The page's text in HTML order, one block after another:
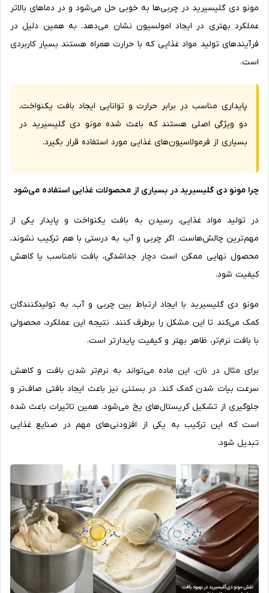
مونو دی گلیسیرید در چربی‌ها به خوبی حل می‌شود و در دماهای بالاتر
عملکرد بهتری در ایجاد امولسیون نشان می‌دهد. به همین دلیل در
فرآیندهای تولید مواد غذایی که با حرارت همراه هستند بسیار کاربردی
است.
پایداری مناسب در برابر حرارت و توانایی ایجاد بافت یکنواخت،
دو ویژگی اصلی هستند که باعث شده مونو دی گلیسیرید در
بسیاری از فرمولاسیون‌های غذایی مورد استفاده قرار بگیرد.
چرا مونو دی گلیسیرید در بسیاری از محصولات غذایی استفاده می‌شود
در تولید مواد غذایی، رسیدن به بافت یکنواخت و پایدار یکی از
مهم‌ترین چالش‌هاست. اگر چربی و آب به درستی با هم ترکیب نشوند،
محصول نهایی ممکن است دچار جداشدگی، بافت نامناسب یا کاهش
کیفیت شود.
مونو دی گلیسیرید با ایجاد ارتباط بین چربی و آب، به تولیدکنندگان
کمک می‌کند تا این مشکل را برطرف کنند. نتیجه این عملکرد، محصولی
با بافت نرم‌تر، ظاهر بهتر و کیفیت پایدارتر است.
برای مثال در نان، این ماده می‌تواند به نرم‌تر شدن بافت و کاهش
سرعت بیات شدن کمک کند. در بستنی نیز باعث ایجاد بافتی صاف‌تر و
جلوگیری از تشکیل کریستال‌های یخ می‌شود. همین تاثیرات باعث شده
است که این ترکیب به یکی از افزودنی‌های مهم در صنایع غذایی
تبدیل شود.